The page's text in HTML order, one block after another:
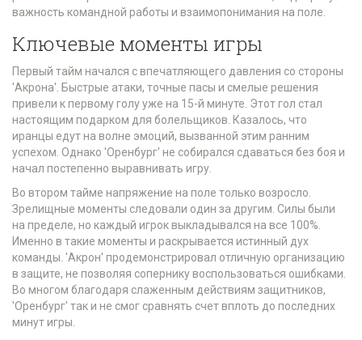
важность командной работы и взаимопонимания на поле.
Ключевые моменты игры
Первый тайм начался с впечатляющего давления со стороны
'Акрона'. Быстрые атаки, точные пасы и смелые решения
привели к первому голу уже на 15-й минуте. Этот гол стал
настоящим подарком для болельщиков. Казалось, что
иранцы едут на волне эмоций, вызванной этим ранним
успехом. Однако 'Оренбург' не собирался сдаваться без боя и
начал постепенно выравнивать игру.
Во втором тайме напряжение на поле только возросло.
Зрелищные моменты следовали один за другим. Силы были
на пределе, но каждый игрок выкладывался на все 100%.
Именно в такие моменты и раскрывается истинный дух
команды. 'Акрон' продемонстрировал отличную организацию
в защите, не позволяя сопернику воспользоваться ошибками.
Во многом благодаря слаженным действиям защитников,
'Оренбург' так и не смог сравнять счет вплоть до последних
минут игры.